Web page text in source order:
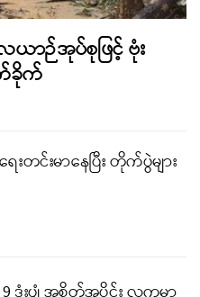
ာဉ်အုပ်စုဖြင့် ဗုံး
ခိုက်
တင်းမာနေပြီး တိုက်ပွဲများ